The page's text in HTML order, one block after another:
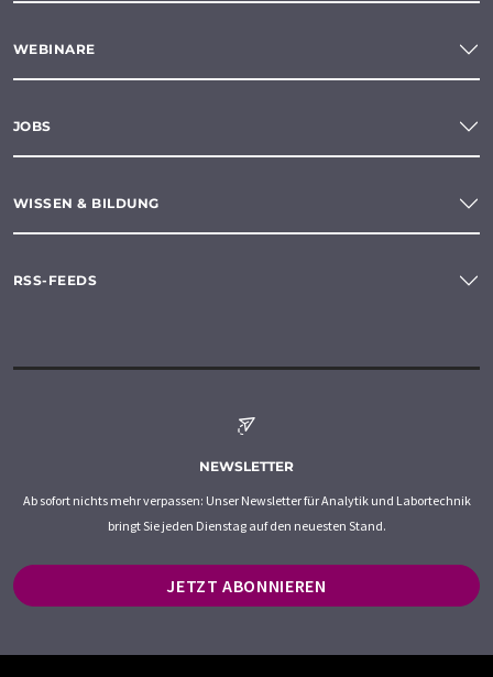
WEBINARE
JOBS
WISSEN & BILDUNG
RSS-FEEDS
NEWSLETTER
Ab sofort nichts mehr verpassen: Unser Newsletter für Analytik und Labortechnik
bringt Sie jeden Dienstag auf den neuesten Stand.
JETZT ABONNIEREN